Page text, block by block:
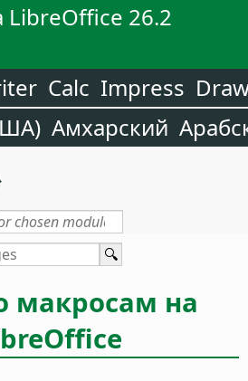
LibreOffice 26.2
Calc Impress
Амхарский
макросам на